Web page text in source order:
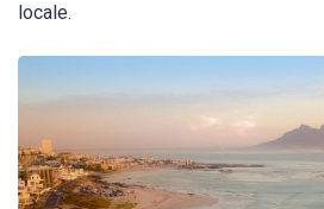
locale.